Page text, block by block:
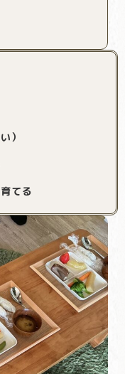
）
てる